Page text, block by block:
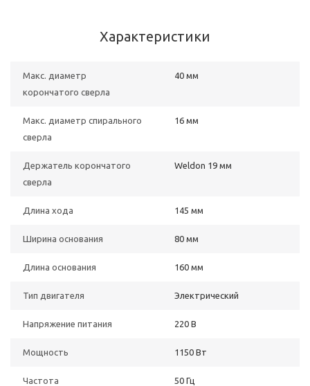
Характеристики
Макс. диаметр
корончатого сверла
40 мм
Макс. диаметр спирального
сверла
16 мм
Держатель корончатого
сверла
Weldon 19 мм
Длина хода 145 мм
Ширина основания 80 мм
Длина основания 160 мм
Тип двигателя Электрический
Напряжение питания 220 В
Мощность 1150 Вт
Частота 50 Гц